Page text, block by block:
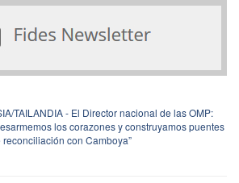
TAILANDIA - El Director nacional de las OMP:
los corazones y construyamos puentes
reconciliación con Camboya”